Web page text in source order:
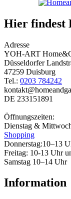
Hier findest
Adresse
YOH-ART
Düsseldorfer
47259 Duisburg
Tel.: 0203 784242
DE 233151891
Öffnungszeiten:
Dienstag &
Shopping
Donnerstag:10–13
Freitag: 10-13 Uhr
Samstag 10–14 Uhr
Information